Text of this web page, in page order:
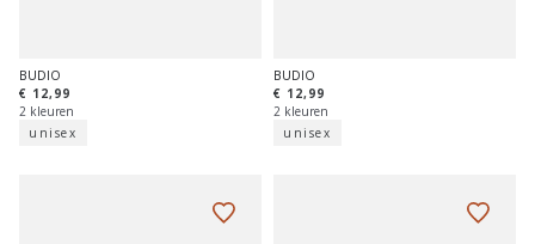
BUDIO
€ 12,99
2 kleuren
unisex
BUDIO
€ 12,99
2 kleuren
unisex